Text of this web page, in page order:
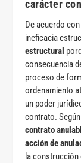
carácter
De acuerdo
estructural
consecuencia
proceso de
ordenamiento
un poder
contrato.
contrato
acción de
la